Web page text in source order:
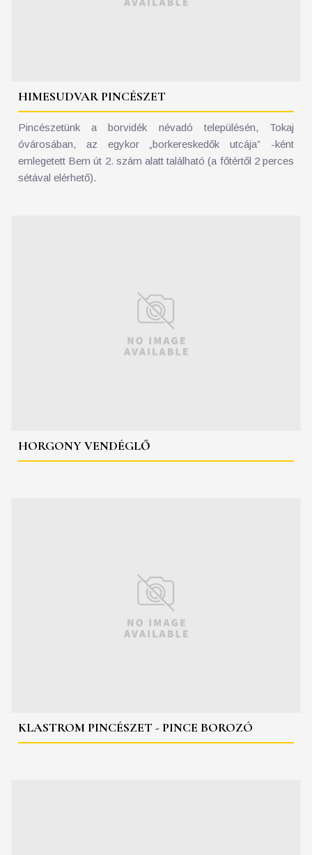
HIMESUDVAR PINCÉSZET
Pincészetünk a borvidék névadó településén, Tokaj
óvárosában, az egykor „borkereskedők utcája” -ként
emlegetett Bem út 2. szám alatt található (a főtértől 2 perces
sétával elérhető).
HORGONY VENDÉGLŐ
KLASTROM PINCÉSZET - PINCE BOROZÓ